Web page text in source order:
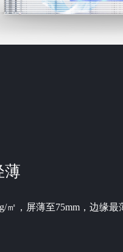
薄
㎡，屏薄至75mm，边缘最